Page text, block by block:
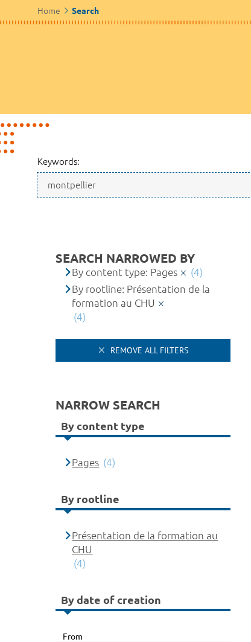
Home Search
Keywords:
SEARCH NARROWED BY
By content type: Pages
(4)
By rootline: Présentation de la
formation au CHU
(4)
REMOVE ALL FILTERS
NARROW SEARCH
By content type
Pages (4)
By rootline
Présentation de la formation au
CHU
(4)
By date of creation
From